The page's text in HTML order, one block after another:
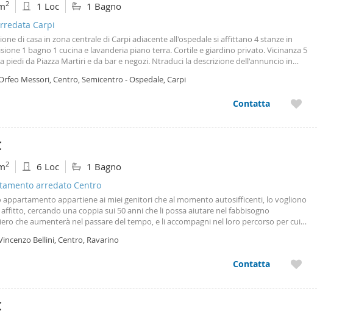
della proprietà. Per essere contattati lasciateci il vostro numero telefonico oppure
senza impegno al 350 8848782. Orario: Dal lunedì al venerdì dalle 10:00 alle 13:00
15:00 alle 19:00. Sabato dalle 10:00 alle 13:00.
2 1 Loc 1 Bagno
Carpi
di casa in zona centrale di Carpi adiacente all'ospedale si affittano 4 stanze in
1 bagno 1 cucina e lavanderia piano terra. Cortile e giardino privato. Vicinanza 5
piedi da Piazza Martiri e da bar e negozi. Ntraduci la descrizione dell'annuncio in
000 proprietà tra camere, monolocali e appartamenti. Permette di prenotare case
Messori, Centro, Semicentro - Ospedale, Carpi
Contatta
2 6 Loc 1 Bagno
arredato Centro
appartamento appartiene ai miei genitori che al momento autosifficenti, lo vogliono
cercando una coppia sui 50 anni che li possa aiutare nel fabbisogno
che aumenterà nel passare del tempo, e li accompagni nel loro percorso per cui
Bellini, Centro, Ravarino
Contatta